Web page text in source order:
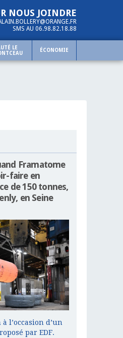
NOUS JOINDRE
SMS AU 06.98.82.18.88
LE
ÉCONOMIE
Framatome
faire en
de 150 tonnes,
en Seine
l’occasion d’un
par EDF.